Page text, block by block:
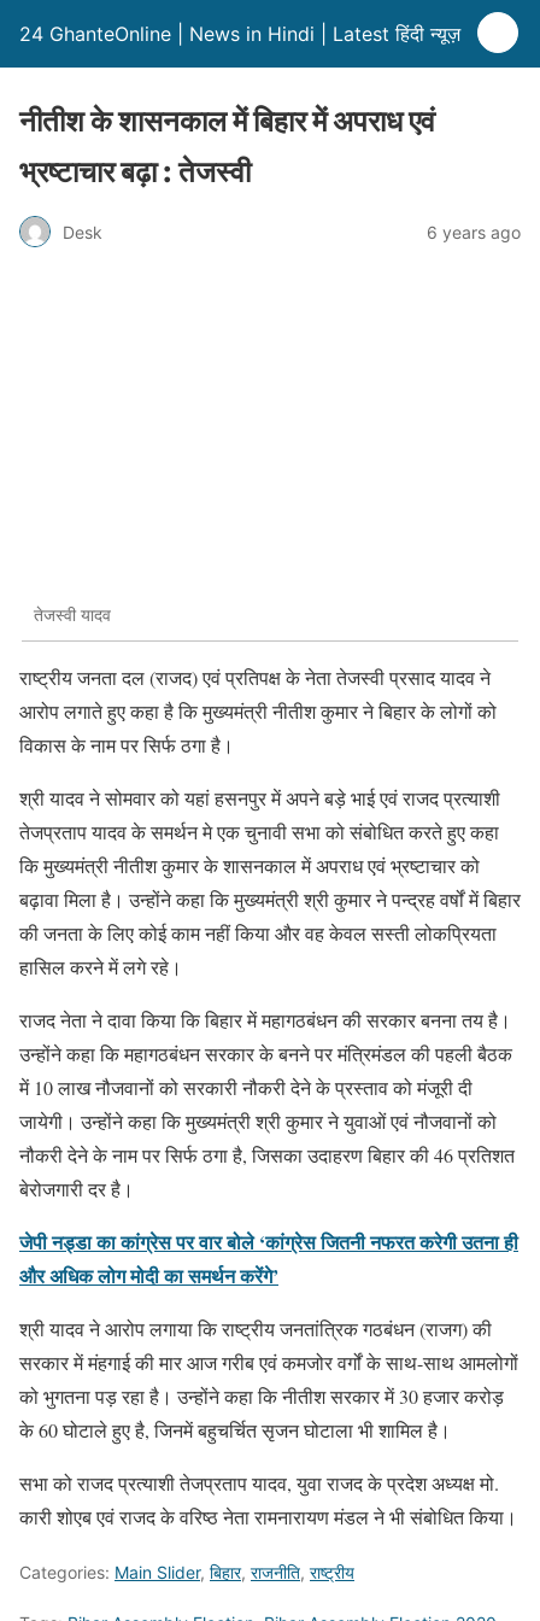
24 GhanteOnline | News in Hindi | Latest हिंदी न्यूज़
नीतीश के शासनकाल में बिहार में अपराध एवं
भ्रष्टाचार बढ़ा : तेजस्वी
Desk 6 years ago
तेजस्वी यादव
राष्ट्रीय जनता दल (राजद) एवं प्रतिपक्ष के नेता तेजस्वी प्रसाद यादव ने
आरोप लगाते हुए कहा है कि मुख्यमंत्री नीतीश कुमार ने बिहार के लोगों को
विकास के नाम पर सिर्फ ठगा है।
श्री यादव ने सोमवार को यहां हसनपुर में अपने बड़े भाई एवं राजद प्रत्याशी
तेजप्रताप यादव के समर्थन मे एक चुनावी सभा को संबोधित करते हुए कहा
कि मुख्यमंत्री नीतीश कुमार के शासनकाल में अपराध एवं भ्रष्टाचार को
बढ़ावा मिला है। उन्होंने कहा कि मुख्यमंत्री श्री कुमार ने पन्द्रह वर्षों में बिहार
की जनता के लिए कोई काम नहीं किया और वह केवल सस्ती लोकप्रियता
हासिल करने में लगे रहे।
राजद नेता ने दावा किया कि बिहार में महागठबंधन की सरकार बनना तय है।
उन्होंने कहा कि महागठबंधन सरकार के बनने पर मंत्रिमंडल की पहली बैठक
में 10 लाख नौजवानों को सरकारी नौकरी देने के प्रस्ताव को मंजूरी दी
जायेगी। उन्होंने कहा कि मुख्यमंत्री श्री कुमार ने युवाओं एवं नौजवानों को
नौकरी देने के नाम पर सिर्फ ठगा है, जिसका उदाहरण बिहार की 46 प्रतिशत
बेरोजगारी दर है।
जेपी नड्डा का कांग्रेस पर वार बोले ‘कांग्रेस जितनी नफरत करेगी उतना ही
और अधिक लोग मोदी का समर्थन करेंगे’
श्री यादव ने आरोप लगाया कि राष्ट्रीय जनतांत्रिक गठबंधन (राजग) की
सरकार में मंहगाई की मार आज गरीब एवं कमजोर वर्गों के साथ-साथ आमलोगों
को भुगतना पड़ रहा है। उन्होंने कहा कि नीतीश सरकार में 30 हजार करोड़
के 60 घोटाले हुए है, जिनमें बहुचर्चित सृजन घोटाला भी शामिल है।
सभा को राजद प्रत्याशी तेजप्रताप यादव, युवा राजद के प्रदेश अध्यक्ष मो.
कारी शोएब एवं राजद के वरिष्ठ नेता रामनारायण मंडल ने भी संबोधित किया।
Categories: Main Slider, बिहार, राजनीति, राष्ट्रीय